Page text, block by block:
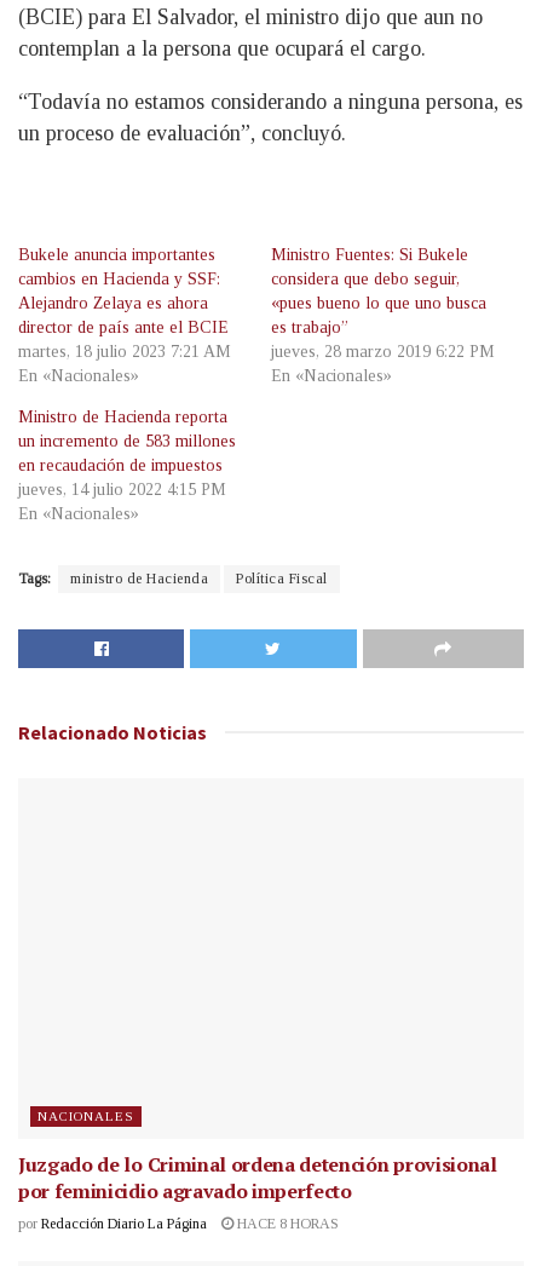
(BCIE) para El Salvador, el ministro dijo que aun no
contemplan a la persona que ocupará el cargo.
“Todavía no estamos considerando a ninguna persona, es
un proceso de evaluación”, concluyó.
Bukele anuncia importantes
cambios en Hacienda y SSF:
Alejandro Zelaya es ahora
director de país ante el BCIE
martes, 18 julio 2023 7:21 AM
En «Nacionales»
Ministro Fuentes: Si Bukele
considera que debo seguir,
«pues bueno lo que uno busca
es trabajo”
jueves, 28 marzo 2019 6:22 PM
En «Nacionales»
Ministro de Hacienda reporta
un incremento de 583 millones
en recaudación de impuestos
jueves, 14 julio 2022 4:15 PM
En «Nacionales»
Tags: ministro de Hacienda Política Fiscal
Relacionado Noticias
NACIONALES
Juzgado de lo Criminal ordena detención provisional
por feminicidio agravado imperfecto
por Redacción Diario La Página HACE 8 HORAS